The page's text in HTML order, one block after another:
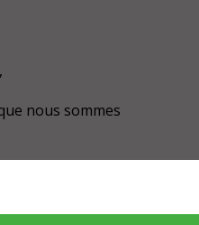
nous sommes